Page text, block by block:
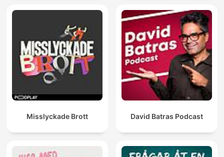
Misslyckade Brott David Batras Podcast